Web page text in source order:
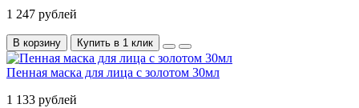
1 247 рублей
В корзину Купить в 1 клик
Пенная маска для лица с золотом 30мл
1 133 рублей